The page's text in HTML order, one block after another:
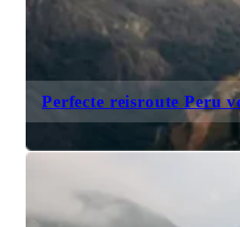
Perfecte reisroute Peru